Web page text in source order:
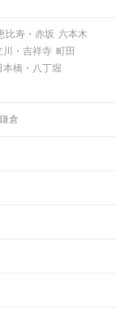
比寿・赤坂 六本木
川・吉祥寺 町田
本橋・八丁堀
鎌倉